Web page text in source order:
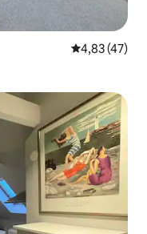
Priemerné
4,83 (47)